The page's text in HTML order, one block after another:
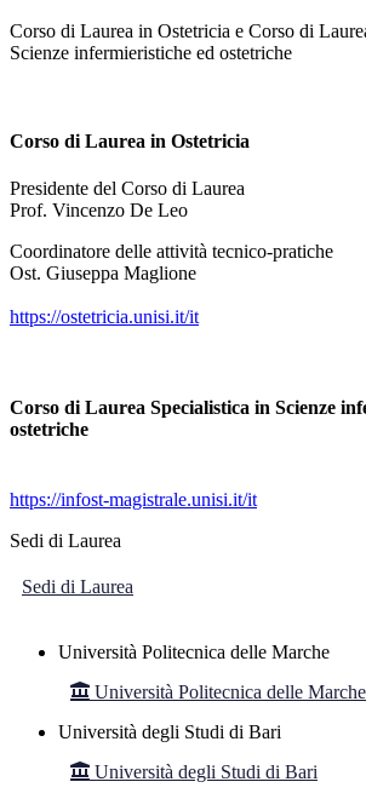
Corso di Laurea in Ostetricia e Corso di
Scienze infermieristiche ed ostetriche
Corso di Laurea in Ostetricia
Presidente del Corso di Laurea
Prof. Vincenzo De Leo
Coordinatore delle attività tecnico-pratiche
Ost. Giuseppa Maglione
https://ostetricia.unisi.it/it
Corso di Laurea Specialistica in Scienze
ostetriche
https://infost-magistrale.unisi.it/it
Sedi di Laurea
Sedi di Laurea
Università Politecnica delle Marche
Università Politecnica delle Marche
Università degli Studi di Bari
Università degli Studi di Bari